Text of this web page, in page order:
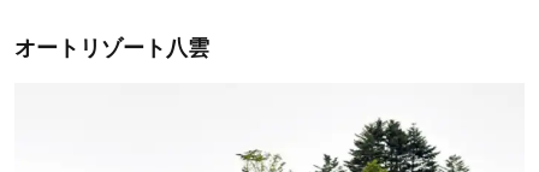
オートリゾート八雲